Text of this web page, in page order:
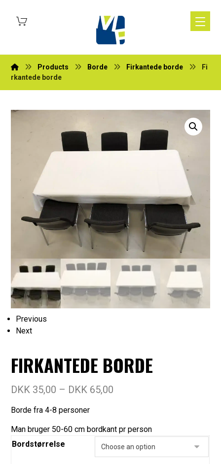
Products Borde Firkantede borde
Fi
rkantede borde
Previous
Next
FIRKANTEDE BORDE
DKK 35,00 – DKK 65,00
Borde fra 4-8 personer
Man bruger 50-60 cm bordkant pr person
Bordstørrelse